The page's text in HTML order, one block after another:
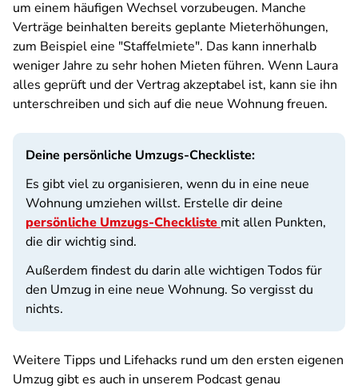
um einem häufigen Wechsel vorzubeugen. Manche
Verträge beinhalten bereits geplante Mieterhöhungen,
zum Beispiel eine "Staffelmiete". Das kann innerhalb
weniger Jahre zu sehr hohen Mieten führen. Wenn Laura
alles geprüft und der Vertrag akzeptabel ist, kann sie ihn
unterschreiben und sich auf die neue Wohnung freuen.
Deine persönliche Umzugs-Checkliste:
Es gibt viel zu organisieren, wenn du in eine neue
Wohnung umziehen willst. Erstelle dir deine
persönliche Umzugs-Checkliste mit allen Punkten,
die dir wichtig sind.
Außerdem findest du darin alle wichtigen Todos für
den Umzug in eine neue Wohnung. So vergisst du
nichts.
Weitere Tipps und Lifehacks rund um den ersten eigenen
Umzug gibt es auch in unserem Podcastgenau